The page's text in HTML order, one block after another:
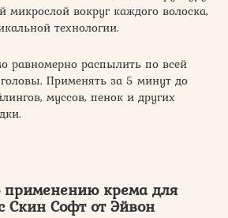
микрослой вокруг каждого волоска,
технологии.
равномерно распылить по всей
Применять за 5 минут до
муссов, пенок и других
применению крема для
Скин Софт от Эйвон